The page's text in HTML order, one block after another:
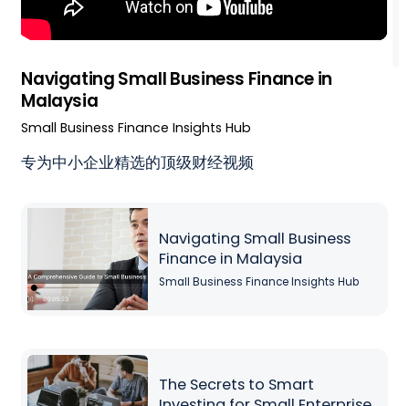
Navigating Small Business Finance in
Malaysia
Small Business Finance Insights Hub
专为中小企业精选的顶级财经视频
Navigating Small Business
Finance in Malaysia
Small Business Finance Insights Hub
The Secrets to Smart